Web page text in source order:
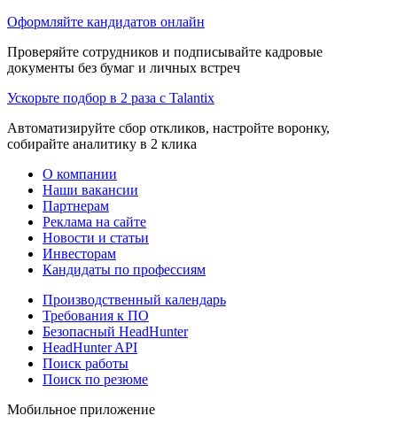
Оформляйте кандидатов онлайн
Проверяйте сотрудников и подписывайте кадровые
документы без бумаг и личных встреч
Ускорьте подбор в 2 раза с Talantix
Автоматизируйте сбор откликов, настройте воронку,
собирайте аналитику в 2 клика
О компании
Наши вакансии
Партнерам
Реклама на сайте
Новости и статьи
Инвесторам
Кандидаты по профессиям
Производственный календарь
Требования к ПО
Безопасный HeadHunter
HeadHunter API
Поиск работы
Поиск по резюме
Мобильное приложение